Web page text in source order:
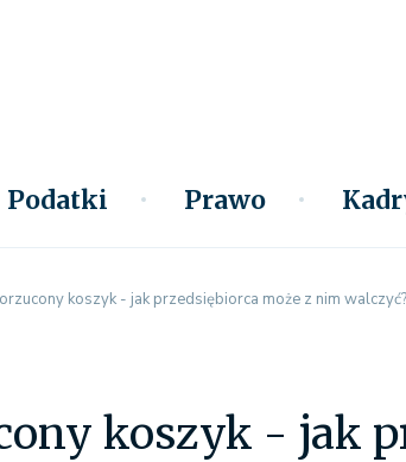
Podatki Prawo
koszyk - jak przedsiębiorca może z nim walczyć?
koszyk - jak